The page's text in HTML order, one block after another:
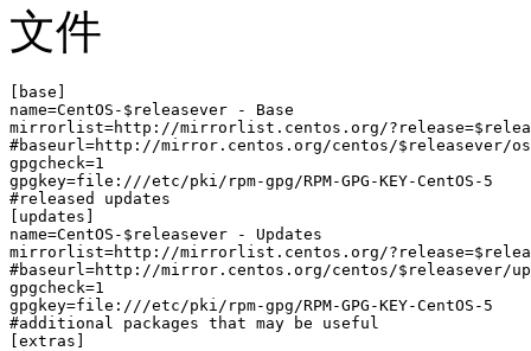
文件
[base]
name=CentOS-$releasever - Base
mirrorlist=http://mirrorlist.centos.org/
#baseurl=http://mirror.centos.org/centos/$releasever/
gpgcheck=1
gpgkey=file:///etc/pki/rpm-gpg/RPM-GPG-KEY-CentOS-5
#released updates
[updates]
name=CentOS-$releasever - Updates
mirrorlist=http://mirrorlist.centos.org/
#baseurl=http://mirror.centos.org/centos/$releasever/
gpgcheck=1
gpgkey=file:///etc/pki/rpm-gpg/RPM-GPG-KEY-CentOS-5
#additional packages that may be useful
[extras]